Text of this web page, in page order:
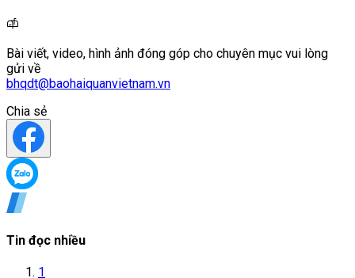
Bài viết, video, hình ảnh đóng góp cho chuyên mục vui lòng
gửi về
bhqdt@baohaiquanvietnam.vn
Chia sẻ
Tin đọc nhiều
1